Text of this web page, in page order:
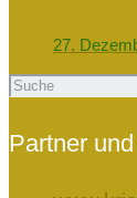
27.
Partner